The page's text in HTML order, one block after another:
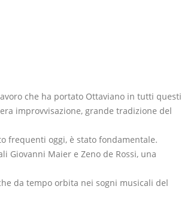
che ha portato Ottaviano in tutti questi
improvvisazione, grande tradizione del
frequenti oggi, è stato fondamentale.
Giovanni Maier e Zeno de Rossi, una
da tempo orbita nei sogni musicali del